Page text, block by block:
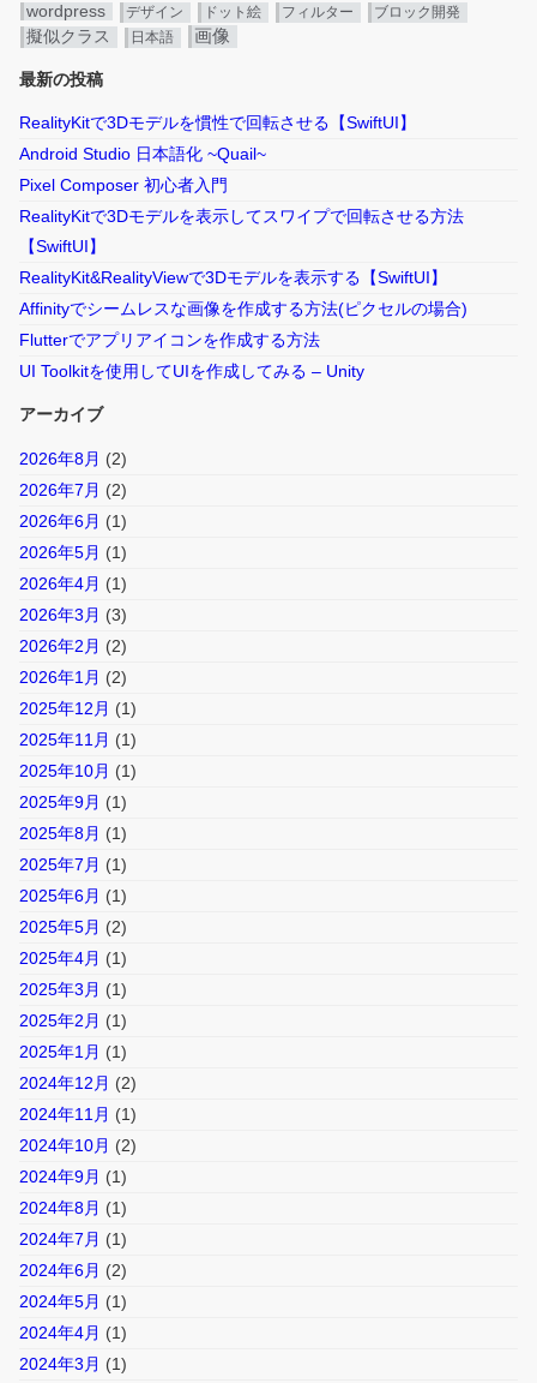
wordpress デザイン ドット絵 フィルター ブロック開発
擬似クラス 日本語 画像
最新の投稿
RealityKitで3Dモデルを慣性で回転させる【SwiftUI】
Android Studio 日本語化 ~Quail~
Pixel Composer 初心者入門
RealityKitで3Dモデルを表示してスワイプで回転させる方法
【SwiftUI】
RealityKit&RealityViewで3Dモデルを表示する【SwiftUI】
Affinityでシームレスな画像を作成する方法(ピクセルの場合)
Flutterでアプリアイコンを作成する方法
UI Toolkitを使用してUIを作成してみる – Unity
アーカイブ
2026年8月 (2)
2026年7月 (2)
2026年6月 (1)
2026年5月 (1)
2026年4月 (1)
2026年3月 (3)
2026年2月 (2)
2026年1月 (2)
2025年12月 (1)
2025年11月 (1)
2025年10月 (1)
2025年9月 (1)
2025年8月 (1)
2025年7月 (1)
2025年6月 (1)
2025年5月 (2)
2025年4月 (1)
2025年3月 (1)
2025年2月 (1)
2025年1月 (1)
2024年12月 (2)
2024年11月 (1)
2024年10月 (2)
2024年9月 (1)
2024年8月 (1)
2024年7月 (1)
2024年6月 (2)
2024年5月 (1)
2024年4月 (1)
2024年3月 (1)